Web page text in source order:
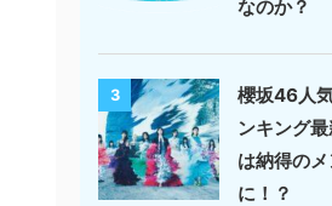
なのか？
3
櫻坂46人
ンキング
は納得の
に！？